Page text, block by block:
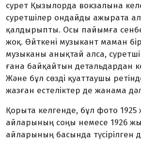
сурет Қызылорда вокзалына
суретшілер ондайды ажырата
қалдырыпты. Осы пайымға
жоқ. Өйткені музыкант маман
музыканы анықтай алса,
ғана байқайтын детальдардан
Және бұл сөзді қуаттаушы
жазған естеліктер де жанама
Қорыта келгенде, бұл фото 1925
айларының соңы немесе 1926
айларының басында түсірілген